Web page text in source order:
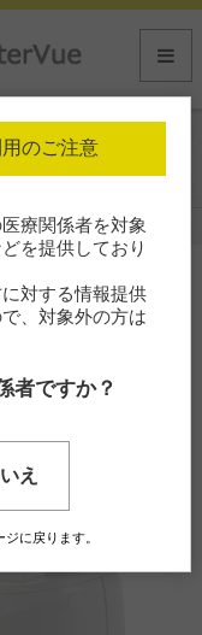
報 product-img-compass
のご注意
療関係者を対象
を提供しており
対する情報提供
、対象外の方は
者ですか？
え
に戻ります。